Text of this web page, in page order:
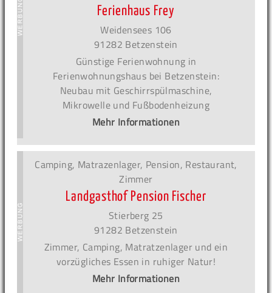
Ferienhaus Frey
Weidensees 106
91282 Betzenstein
Günstige Ferienwohnung in
Ferienwohnungshaus bei Betzenstein:
Neubau mit Geschirrspülmaschine,
Mikrowelle und Fußbodenheizung
Mehr Informationen
Camping, Matrazenlager, Pension, Restaurant,
Zimmer
Landgasthof Pension Fischer
Stierberg 25
91282 Betzenstein
Zimmer, Camping, Matratzenlager und ein
vorzügliches Essen in ruhiger Natur!
Mehr Informationen